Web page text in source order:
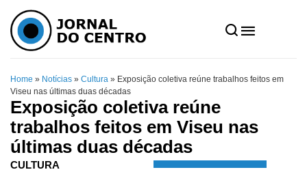
Home » Notícias » Cultura » Exposição coletiva reúne trabalhos feitos em
Viseu nas últimas duas décadas
Exposição coletiva reúne
trabalhos feitos em Viseu nas
últimas duas décadas
CULTURA